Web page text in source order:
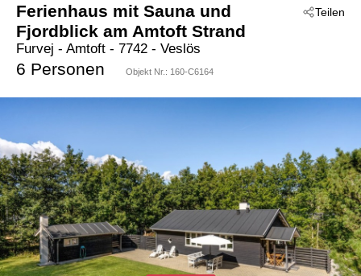
Teilen
Ferienhaus mit Sauna und
Fjordblick am Amtoft Strand
Furvej - Amtoft - 7742 - Veslös
6 Personen Objekt Nr.: 160-C6164